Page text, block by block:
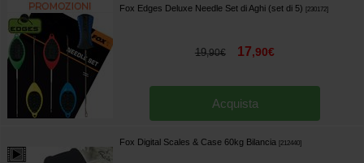
Fox Edges Deluxe Needle Set di Aghi (set di 5) 230172]
19,90€ 17,90€
Acquista
Fox Digital Scales & Case 60kg Bilancia 212440]